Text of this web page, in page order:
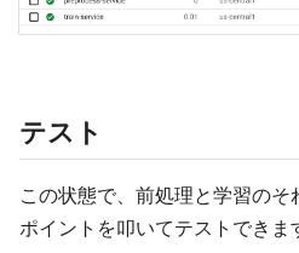
テスト
この状態で、前処理と学習の
ポイントを叩いてテストできま